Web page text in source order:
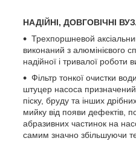
НАДІЙНІ, ДОВГОВІЧНІ
Трехпоршневой
виконаний з алюмінієвого
надійної і тривалої роботи
Фільтр тонкої очистки
штуцер насоса
піску, бруду та інших
мийку від появи дефектів,
абразивних частинок на
самим значно збільшуючи